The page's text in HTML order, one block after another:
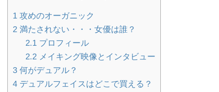
1 攻めのオーガニック
2 満たされない・・・女優は誰？
2.1プロフィール
2.2メイキング映像とインタビュー
3 何がデュアル？
4 デュアルフェイスはどこで買える？